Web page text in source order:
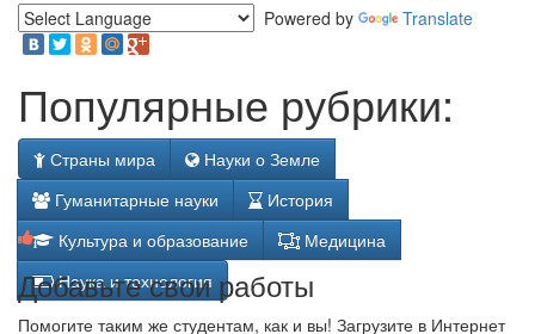
Powered by Translate
Популярные рубрики:
Страны мира
Науки о Земле
Гуманитарные науки
История
Культура и образование
Медицина
Наука и технология
Добавьте свои работы
Помогите таким же студентам, как и вы! Загрузите в Интернет